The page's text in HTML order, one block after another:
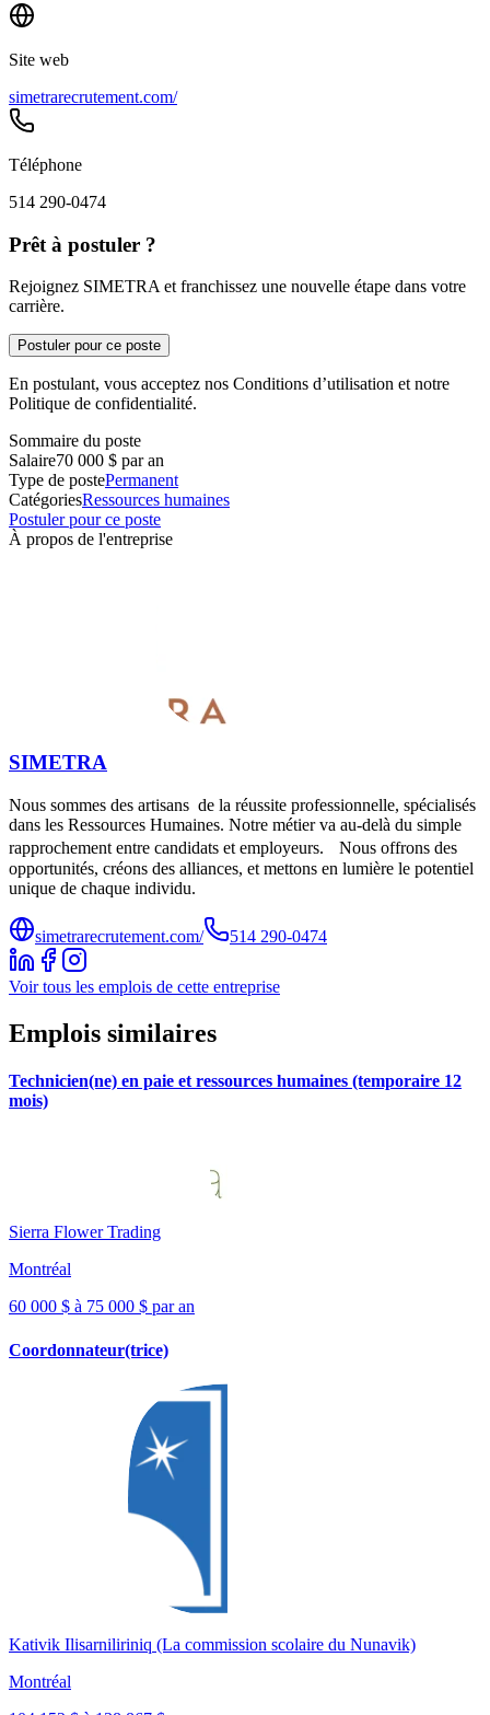
Site web
simetrarecrutement.com/
Téléphone
514 290-0474
Prêt à postuler ?
Rejoignez SIMETRA et franchissez une nouvelle étape dans votre
carrière.
Postuler pour ce poste
En postulant, vous acceptez nos Conditions d’utilisation et notre
Politique de confidentialité.
Sommaire du poste
Salaire70 000 $ par an
Type de postePermanent
CatégoriesRessources humaines
Postuler pour ce poste
À propos de l'entreprise
SIMETRA
Nous sommes des artisans de la réussite professionnelle, spécialisés
dans les Ressources Humaines. Notre métier va au-delà du simple
rapprochement entre candidats et employeurs. Nous offrons des
opportunités, créons des alliances, et mettons en lumière le potentiel
unique de chaque individu.
simetrarecrutement.com/ 514 290-0474
Voir tous les emplois de cette entreprise
Emplois similaires
Technicien(ne) en paie et ressources humaines (temporaire 12
mois)
Sierra Flower Trading
Montréal
60 000 $ à 75 000 $ par an
Coordonnateur(trice)
Kativik Ilisarniliriniq (La commission scolaire du Nunavik)
Montréal